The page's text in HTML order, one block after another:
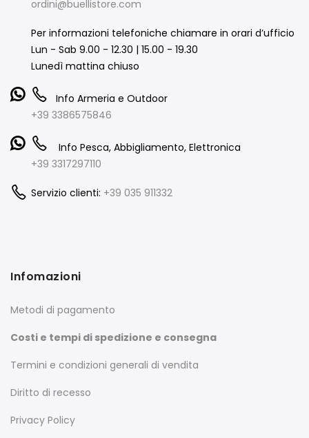
ordini@buellistore.com
Per informazioni telefoniche chiamare in orari d’ufficio
Lun - Sab 9.00 - 12.30 | 15.00 - 19.30
Lunedì mattina chiuso
Info Armeria e Outdoor
+39 3386575846
Info Pesca, Abbigliamento, Elettronica
+39 3317297110
Servizio clienti: +39 035 911332
Infomazioni
Metodi di pagamento
Costi e tempi di spedizione e consegna
Termini e condizioni generali di vendita
Diritto di recesso
Privacy Policy